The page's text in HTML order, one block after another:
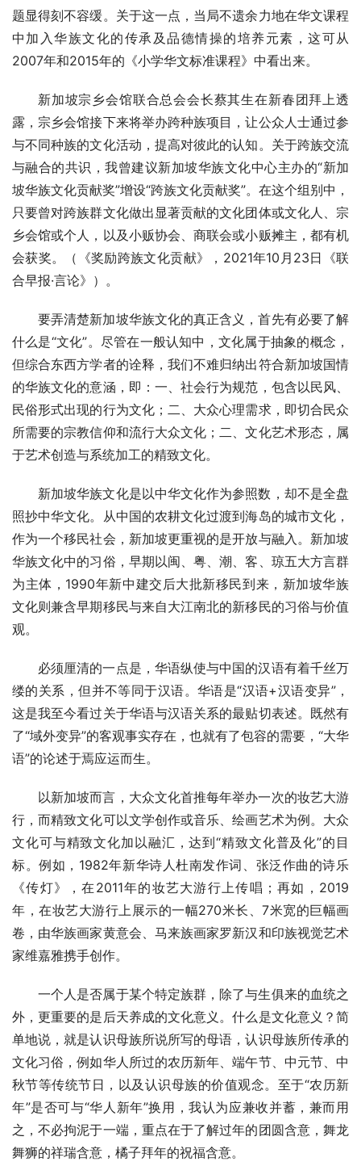
题显得刻不容缓。关于这一点，当局不遗余力地在华文课程
中加入华族文化的传承及品德情操的培养元素，这可从
2007年和2015年的《小学华文标准课程》中看出来。
新加坡宗乡会馆联合总会会长蔡其生在新春团拜上透
露，宗乡会馆接下来将举办跨种族项目，让公众人士通过参
与不同种族的文化活动，提高对彼此的认知。关于跨族交流
与融合的共识，我曾建议新加坡华族文化中心主办的“新加
坡华族文化贡献奖”增设“跨族文化贡献奖”。在这个组别中，
只要曾对跨族群文化做出显著贡献的文化团体或文化人、宗
乡会馆或个人，以及小贩协会、商联会或小贩摊主，都有机
会获奖。（《奖励跨族文化贡献》，2021年10月23日《联
合早报·言论》）。
要弄清楚新加坡华族文化的真正含义，首先有必要了解
什么是“文化”。尽管在一般认知中，文化属于抽象的概念，
但综合东西方学者的诠释，我们不难归纳出符合新加坡国情
的华族文化的意涵，即：一、社会行为规范，包含以民风、
民俗形式出现的行为文化；二、大众心理需求，即切合民众
所需要的宗教信仰和流行大众文化；二、文化艺术形态，属
于艺术创造与系统加工的精致文化。
新加坡华族文化是以中华文化作为参照数，却不是全盘
照抄中华文化。从中国的农耕文化过渡到海岛的城市文化，
作为一个移民社会，新加坡更重视的是开放与融入。新加坡
华族文化中的习俗，早期以闽、粤、潮、客、琼五大方言群
为主体，1990年新中建交后大批新移民到来，新加坡华族
文化则兼含早期移民与来自大江南北的新移民的习俗与价值
观。
必须厘清的一点是，华语纵使与中国的汉语有着千丝万
缕的关系，但并不等同于汉语。华语是“汉语+汉语变异”，
这是我至今看过关于华语与汉语关系的最贴切表述。既然有
了“域外变异”的客观事实存在，也就有了包容的需要，“大华
语”的论述于焉应运而生。
以新加坡而言，大众文化首推每年举办一次的妆艺大游
行，而精致文化可以文学创作或音乐、绘画艺术为例。大众
文化可与精致文化加以融汇，达到“精致文化普及化”的目
标。例如，1982年新华诗人杜南发作词、张泛作曲的诗乐
《传灯》，在2011年的妆艺大游行上传唱；再如，2019
年，在妆艺大游行上展示的一幅270米长、7米宽的巨幅画
卷，由华族画家黄意会、马来族画家罗新汉和印族视觉艺术
家维嘉雅携手创作。
一个人是否属于某个特定族群，除了与生俱来的血统之
外，更重要的是后天养成的文化意义。什么是文化意义？简
单地说，就是认识母族所说所写的母语，认识母族所传承的
文化习俗，例如华人所过的农历新年、端午节、中元节、中
秋节等传统节日，以及认识母族的价值观念。至于“农历新
年”是否可与“华人新年”换用，我认为应兼收并蓄，兼而用
之，不必拘泥于一端，重点在于了解过年的团圆含意，舞龙
舞狮的祥瑞含意，橘子拜年的祝福含意。